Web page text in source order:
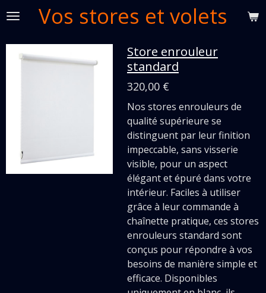
Passer
principal
Vos stores et volets
Store enrouleur
standard
320,00 €
Nos stores enrouleurs de
qualité supérieure se
distinguent par leur finition
impeccable, sans visserie
visible, pour un aspect
élégant et épuré dans votre
intérieur. Faciles à utiliser
grâce à leur commande à
chaînette pratique, ces stores
enrouleurs standard sont
conçus pour répondre à vos
besoins de manière simple et
efficace. Disponibles